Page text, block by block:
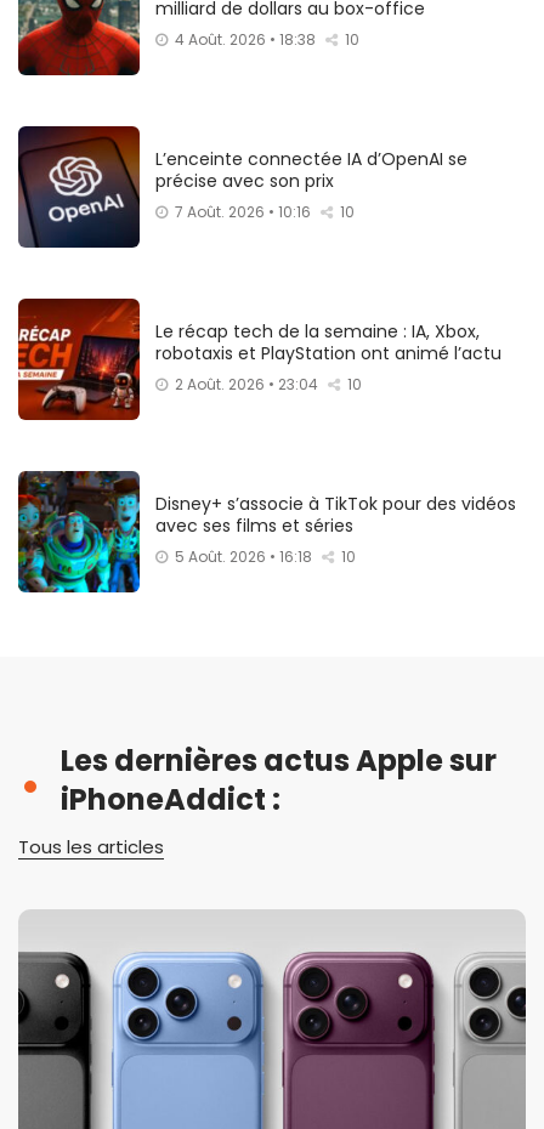
milliard de dollars au box-office
4 Août. 2026 • 18:38 10
L’enceinte connectée IA d’OpenAI se
précise avec son prix
7 Août. 2026 • 10:16 10
Le récap tech de la semaine : IA, Xbox,
robotaxis et PlayStation ont animé l’actu
2 Août. 2026 • 23:04 10
Disney+ s’associe à TikTok pour des vidéos
avec ses films et séries
5 Août. 2026 • 16:18 10
Les dernières actus Apple sur
iPhoneAddict :
Tous les articles